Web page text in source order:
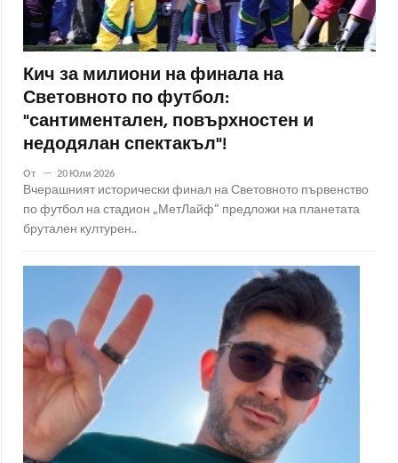
Кич за милиони на финала на
Световното по футбол:
"сантиментален, повърхностен и
недодялан спектакъл"!
От 20 Юли 2026
Вчерашният исторически финал на Световното първенство
по футбол на стадион „МетЛайф“ предложи на планетата
брутален културен..